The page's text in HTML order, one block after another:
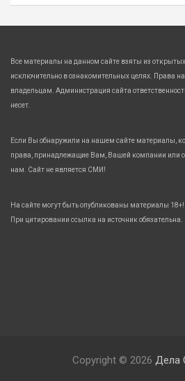
Все материалы на данном сайте взяты из
исключительно в ознакомительных целях. Права
владельцам. Администрация сайта
несет.
Если Вы обнаружили на нашем сайте материалы,
права, принадлежащие Вам, Вашей компании или
нам. Сайт не является СМИ!
На сайте могут быть опубликованы материалы 18+!
При цитировании ссылка на источник обязательна.
Copyright © 2026 Дела